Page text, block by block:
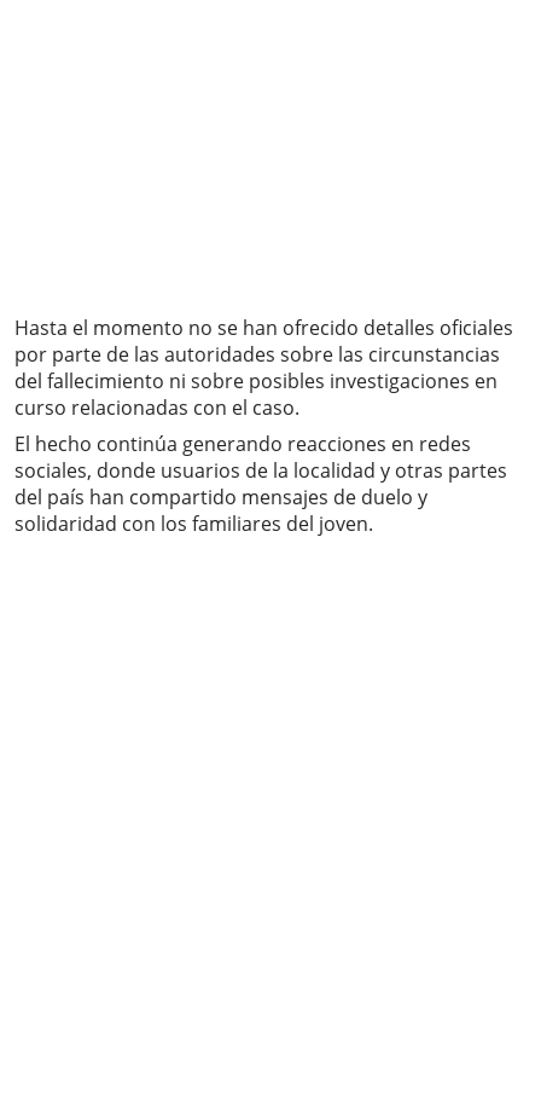
Hasta el momento no se han ofrecido detalles oficiales
por parte de las autoridades sobre las circunstancias
del fallecimiento ni sobre posibles investigaciones en
curso relacionadas con el caso.
El hecho continúa generando reacciones en redes
sociales, donde usuarios de la localidad y otras partes
del país han compartido mensajes de duelo y
solidaridad con los familiares del joven.